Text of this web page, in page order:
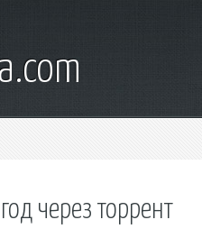
через торрент